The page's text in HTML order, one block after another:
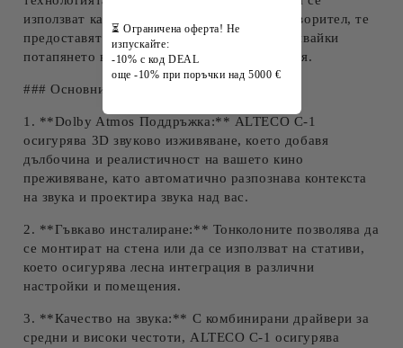
използват като съраунд или атмосферен говорител, те
предоставят невероятно 3D звучене, улеснявайки
потапянето в аудиовизуалните произведения.
### Основни характеристики:
1. **Dolby Atmos Поддръжка:** ALTECO C-1
осигурява 3D звуково изживяване, което добавя
дълбочина и реалистичност на вашето кино
преживяване, като автоматично разпознава контекста
на звука и проектира звука над вас.
2. **Гъвкаво инсталиране:** Тонколоните позволява да
се монтират на стена или да се използват на стативи,
което осигурява лесна интеграция в различни
настройки и помещения.
3. **Качество на звука:** С комбинирани драйвери за
средни и високи честоти, ALTECO C-1 осигурява
⏳ Ограничена оферта! Не
изпускайте:
-10% с код DEAL
още -10% при поръчки над 5000 €